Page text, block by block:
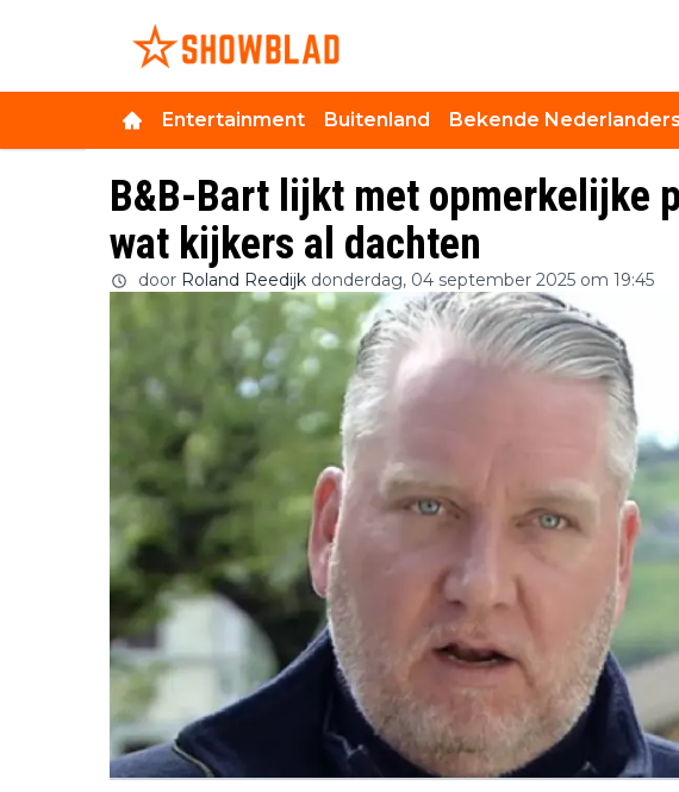
Entertainment Buitenland Bekende Nederlanders
B&B-Bart lijkt met opmerkelijke
wat kijkers al dachten
door Roland Reedijk donderdag, 04 september 2025 om 19:45